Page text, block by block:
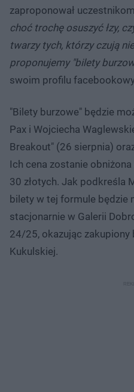
zaproponował
choć trochę osuszyć łzy,
twarzy tych, którzy czują
proponujemy "bilety
swoim profilu
"Bilety burzowe" będzie
Pax i Wojciecha
Breakout" (26 sierpnia)
Ich cena zostanie
30 złotych. Jak podkreśla
bilety w tej formule będzie
stacjonarnie w Galerii
24/25, okazując
Kukulskiej.